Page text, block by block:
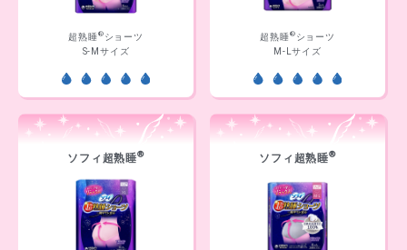
超熟睡® ショーツ
S-Mサイズ
超熟睡® ショーツ
M-Lサイズ
ソフィ超熟睡® ソフィ超熟睡®